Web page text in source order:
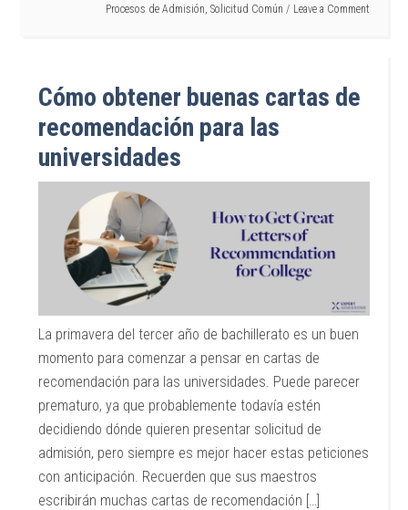
Procesos de Admisión, Solicitud Común Leave a Comment
Cómo obtener buenas cartas de
recomendación para las
universidades
La primavera del tercer año de bachillerato es un buen
momento para comenzar a pensar en cartas de
recomendación para las universidades. Puede parecer
prematuro, ya que probablemente todavía estén
decidiendo dónde quieren presentar solicitud de
admisión, pero siempre es mejor hacer estas peticiones
con anticipación. Recuerden que sus maestros
escribirán muchas cartas de recomendación […]